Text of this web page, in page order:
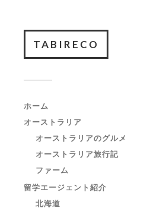
TABIRECO
ホーム
オーストラリア
オーストラリアのグルメ
オーストラリア旅行記
ファーム
留学エージェント紹介
北海道